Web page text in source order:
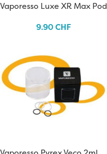
Vaporesso Luxe XR Max Pod
9.90CHF